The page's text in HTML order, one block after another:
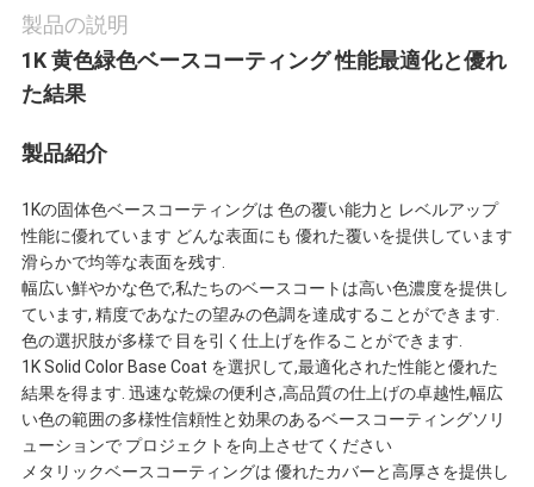
い
合
ニ
ュ
ー
ス
製品の説明
1K 黄色緑色ベースコーティング 性能最適化と優れ
た結果
製品紹介
1Kの固体色ベースコーティングは 色の覆い能力と レベルアップ
性能に優れています どんな表面にも 優れた覆いを提供しています
滑らかで均等な表面を残す.
幅広い鮮やかな色で,私たちのベースコートは高い色濃度を提供し
ています, 精度であなたの望みの色調を達成することができます.
色の選択肢が多様で 目を引く仕上げを作ることができます.
1K Solid Color Base Coat を選択して,最適化された性能と優れた
結果を得ます. 迅速な乾燥の便利さ,高品質の仕上げの卓越性,幅広
い色の範囲の多様性信頼性と効果のあるベースコーティングソリ
ューションで プロジェクトを向上させてください
メタリックベースコーティングは 優れたカバーと高厚さを提供し